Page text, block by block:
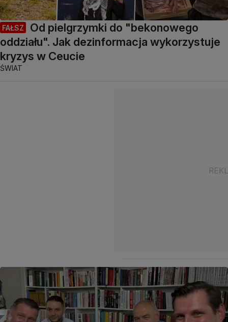
FAŁSZ
Od pielgrzymki do "bekonowego
oddziału". Jak dezinformacja wykorzystuje
kryzys w Ceucie
ŚWIAT